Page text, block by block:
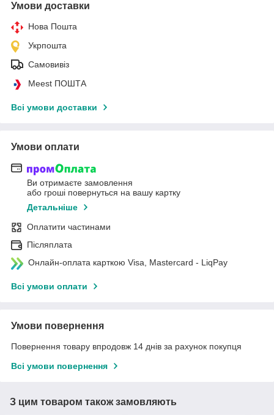
Умови доставки
Нова Пошта
Укрпошта
Самовивіз
Meest ПОШТА
Всі умови доставки
Умови оплати
Ви отримаєте замовлення
або гроші повернуться на вашу картку
Детальніше
Оплатити частинами
Післяплата
Онлайн-оплата карткою Visa, Mastercard - LiqPay
Всі умови оплати
Умови повернення
Повернення товару впродовж 14 днів за рахунок покупця
Всі умови повернення
З цим товаром також замовляють